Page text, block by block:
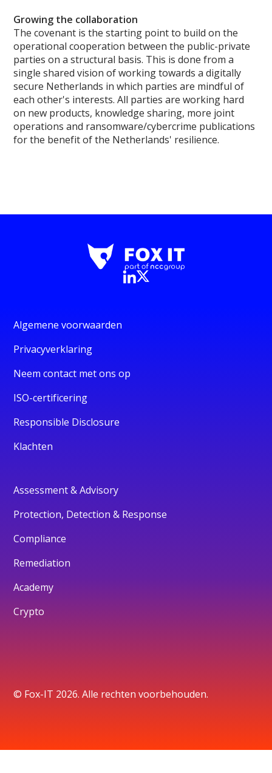
Growing the collaboration
The covenant is the starting point to build on the
operational cooperation between the public-private
parties on a structural basis. This is done from a
single shared vision of working towards a digitally
secure Netherlands in which parties are mindful of
each other's interests. All parties are working hard
on new products, knowledge sharing, more joint
operations and ransomware/cybercrime publications
for the benefit of the Netherlands' resilience.
Algemene voorwaarden
Privacyverklaring
Neem contact met ons op
ISO-certificering
Responsible Disclosure
Klachten
Assessment & Advisory
Protection, Detection & Response
Compliance
Remediation
Academy
Crypto
© Fox-IT 2026. Alle rechten voorbehouden.